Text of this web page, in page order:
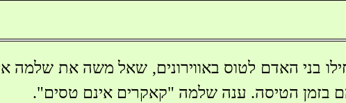
בני האדם לטוס באווירונים, שאל משה את שלמה
בזמן הטיסה. ענה שלמה "קאקרים אינם טסים".